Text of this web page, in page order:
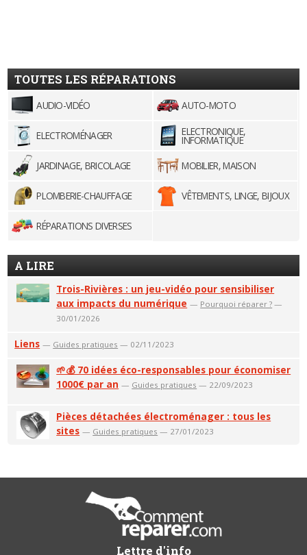
TOUTES LES RÉPARATIONS
AUDIO-VIDÉO AUTO-MOTO
ELECTROMÉNAGER ELECTRONIQUE,
INFORMATIQUE
JARDINAGE, BRICOLAGE
MOBILIER, MAISON
PLOMBERIE-CHAUFFAGE VÊTEMENTS, LINGE, BIJOUX
RÉPARATIONS DIVERSES
A LIRE
Trois-Rivières : un jeu-vidéo pour sensibiliser
aux impacts du numérique — Pourquoi réparer ? —
30/01/2026
Liens — Guides pratiques — 02/11/2023
🌱💰 70 idées éco-responsables pour économiser
1000€ par an — Guides pratiques — 22/09/2023
Pièces détachées électroménager : tous les
sites — Guides pratiques — 27/01/2023
Lettre d'info